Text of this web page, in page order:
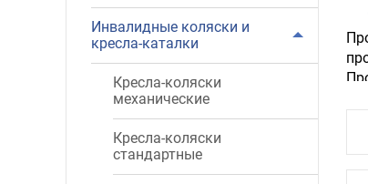
Инвалидные коляски и
кресла-каталки
Кресла-коляски
механические
Кресла-коляски
стандартные